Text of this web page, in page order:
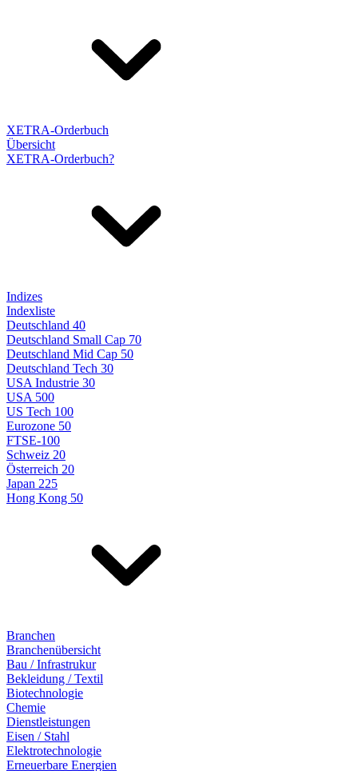
XETRA-Orderbuch
Übersicht
XETRA-Orderbuch?
Indizes
Indexliste
Deutschland 40
Deutschland Small Cap 70
Deutschland Mid Cap 50
Deutschland Tech 30
USA Industrie 30
USA 500
US Tech 100
Eurozone 50
FTSE-100
Schweiz 20
Österreich 20
Japan 225
Hong Kong 50
Branchen
Branchenübersicht
Bau / Infrastrukur
Bekleidung / Textil
Biotechnologie
Chemie
Dienstleistungen
Eisen / Stahl
Elektrotechnologie
Erneuerbare Energien